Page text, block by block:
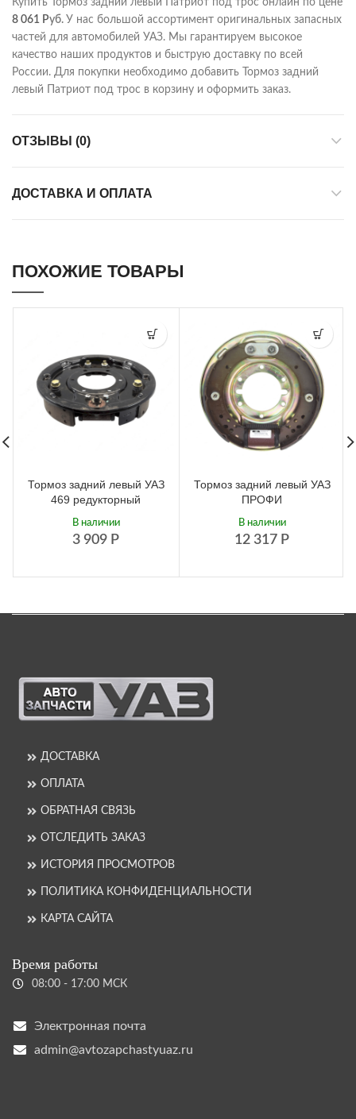
Купить Тормоз задний левый Патриот под трос онлайн по цене
8 061 Руб. У нас большой ассортимент оригинальных запасных
частей для автомобилей УАЗ. Мы гарантируем высокое
качество наших продуктов и быструю доставку по всей
России. Для покупки необходимо добавить Тормоз задний
левый Патриот под трос в корзину и оформить заказ.
ОТЗЫВЫ (0)
ДОСТАВКА И ОПЛАТА
ПОХОЖИЕ ТОВАРЫ
Тормоз задний левый УАЗ
469 редукторный
3 909 Р
В наличии
Тормоз задний левый УАЗ
ПРОФИ
12 317 Р
В наличии
ДОСТАВКА
ОПЛАТА
ОБРАТНАЯ СВЯЗЬ
ОТСЛЕДИТЬ ЗАКАЗ
ИСТОРИЯ ПРОСМОТРОВ
ПОЛИТИКА КОНФИДЕНЦИАЛЬНОСТИ
КАРТА САЙТА
Время работы
08:00 - 17:00 МСК
Электронная почта
admin@avtozapchastyuaz.ru